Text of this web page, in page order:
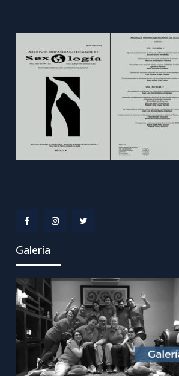
Item
Galería